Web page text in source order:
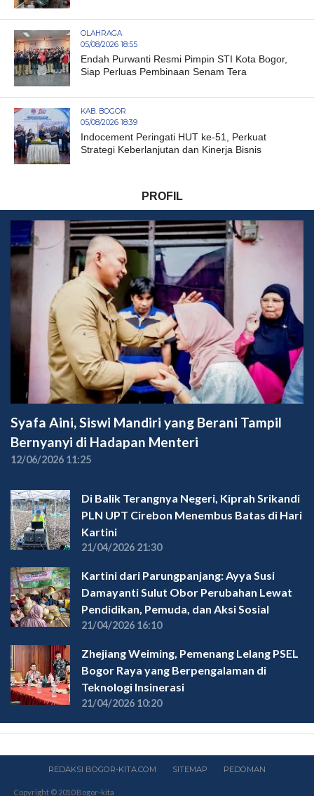
OLAHRAGA
05/08/2026 18:55
Endah Purwanti Resmi Pimpin STI Kota Bogor,
Siap Perluas Pembinaan Senam Tera
KAB. BOGOR
05/08/2026 18:39
Indocement Peringati HUT ke-51, Perkuat
Strategi Keberlanjutan dan Kinerja Bisnis
PROFIL
Syafa Aini, Siswi Mandiri yang Berani Tampil
Bernyanyi di Hadapan Menteri
12/06/2026 11:25
Di Balik Terangnya Negeri, Kiprah Srikandi
PLN UPT Cirebon Menembus Batas di Hari
Kartini
21/04/2026 21:30
Kartini dari Parungpanjang: Ayya Susi
Damayanti Sulut Obor Perubahan Lewat
Pendidikan, Pemuda, dan Aksi Sosial
21/04/2026 16:10
Zhejiang Weiming, Pemenang Lelang PSEL
Bogor Raya yang Berpengalaman di
Teknologi Insinerasi
21/04/2026 10:20
REDAKSI BOGOR-KITA.COM SITEMAP PEDOMAN
Copyright © 2010 Bogor-kita